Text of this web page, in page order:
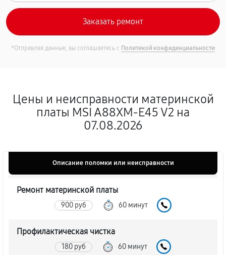
*Отправляя данные, вы соглашаетесь с Политикой конфиденциальности
Цены и неисправности материнской
платы MSI A88XM-E45 V2 на
07.08.2026
Описание поломки или неисправности
Ремонт материнской платы
900 руб 60 минут
Профилактическая чистка
180 руб 60 минут